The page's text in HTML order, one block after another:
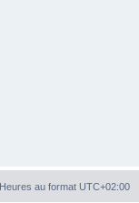
Heures au format UTC+02:00